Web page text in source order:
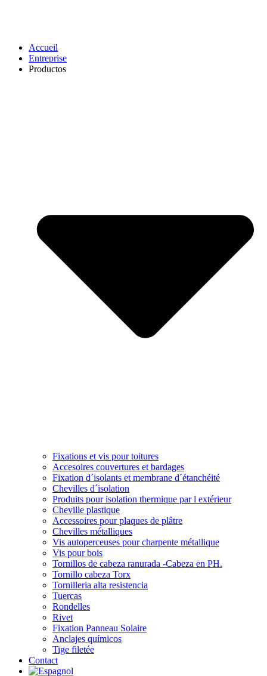
Accueil
Entreprise
Productos
Fixations et vis pour toitures
Accesoires couvertures et bardages
Fixation d´isolants et membrane d´étanchéité
Chevilles d´isolation
Produits pour isolation thermique par l extérieur
Cheville plastique
Accessoires pour plaques de plâtre
Chevilles métalliques
Vis autoperceuses pour charpente métallique
Vis pour bois
Tornillos de cabeza ranurada -Cabeza en PH.
Tornillo cabeza Torx
Tornilleria alta resistencia
Tuercas
Rondelles
Rivet
Fixation Panneau Solaire
Anclajes químicos
Tige filetée
Contact